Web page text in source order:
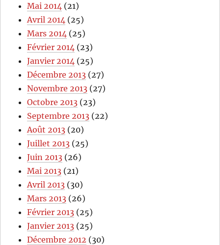
Mai 2014 (21)
Avril 2014 (25)
Mars 2014 (25)
Février 2014 (23)
Janvier 2014 (25)
Décembre 2013 (27)
Novembre 2013 (27)
Octobre 2013 (23)
Septembre 2013 (22)
Août 2013 (20)
Juillet 2013 (25)
Juin 2013 (26)
Mai 2013 (21)
Avril 2013 (30)
Mars 2013 (26)
Février 2013 (25)
Janvier 2013 (25)
Décembre 2012 (30)